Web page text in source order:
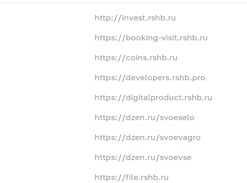
http://invest.rshb.ru
https://booking-visit.rshb.ru
https://coins.rshb.ru
https://developers.rshb.pro
https://digitalproduct.rshb.ru
https://dzen.ru/svoeselo
https://dzen.ru/svoevagro
https://dzen.ru/svoevse
https://file.rshb.ru